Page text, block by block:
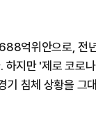
억위안으로, 전
지만 '제로 코로
기 침체 상황을 그